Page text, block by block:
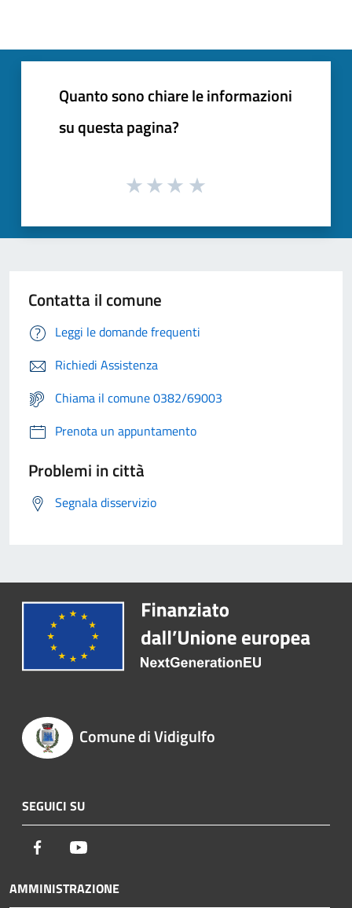
Quanto sono chiare le informazioni
su questa pagina?
Contatta il comune
Leggi le domande frequenti
Richiedi Assistenza
Chiama il comune 0382/69003
Prenota un appuntamento
Problemi in città
Segnala disservizio
Comune di Vidigulfo
SEGUICI SU
Facebook
AMMINISTRAZIONE